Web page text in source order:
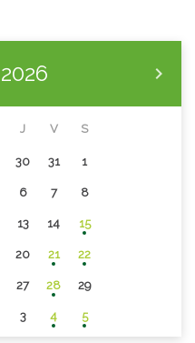
2026
J V S
30 31 1
6 7 8
13 14 15
20 21 22
27 28 29
3 4 5